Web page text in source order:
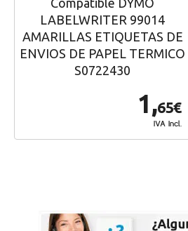
Compatible DYMO
LABELWRITER 99014
AMARILLAS ETIQUETAS DE
ENVIOS DE PAPEL TERMICO
S0722430
1,65€
IVA Incl.